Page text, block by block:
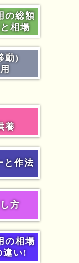
の総額
相場
動)
養
と作法
方
の相場
違い!